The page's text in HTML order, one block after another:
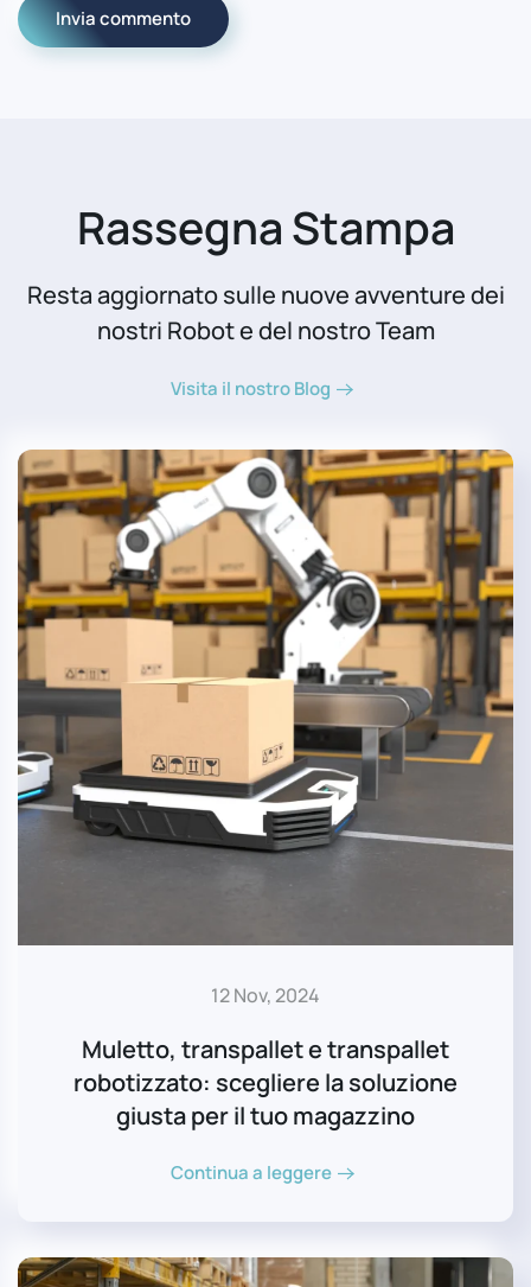
Invia commento
Rassegna Stampa
Resta aggiornato sulle nuove avventure dei
nostri Robot e del nostro Team
Visita il nostro Blog
12 Nov, 2024
Muletto, transpallet e transpallet
robotizzato: scegliere la soluzione
giusta per il tuo magazzino
Continua a leggere